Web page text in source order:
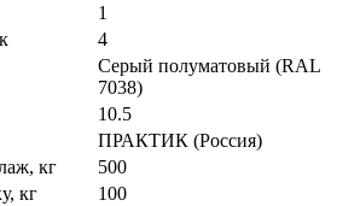
1
4
Серый полуматовый (RAL
7038)
10.5
ПРАКТИК (Россия)
кг
500
кг
100